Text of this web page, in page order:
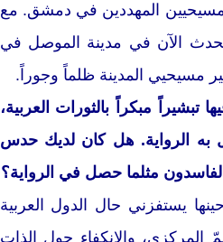
المهددين في دمشق. مع
الآن في مدينة الموصل في
مسيحيي المدينة ظلماً وجوراً.
مبكراً بالثورات العربية،
به الرواية. هل كان لديك حدس
مثلما حصل في الرواية؟
بين عامي 2007 و2008، وكان حينها يستفزني حال الدول العربية
المركزي، والانكفاء حول الذات